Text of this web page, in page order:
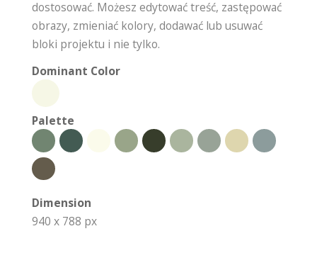
dostosować. Możesz edytować treść, zastępować
obrazy, zmieniać kolory, dodawać lub usuwać
bloki projektu i nie tylko.
Dominant Color
Palette
Dimension
940 x 788 px